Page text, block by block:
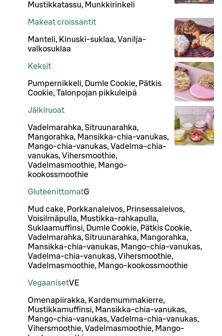
Mustikkatassu, Munkkirinkeli
Makeat croissantit
Manteli, Kinuski-suklaa, Vanilja-
valkosuklaa
Keksit
Pumpernikkeli, Dumle Cookie, Pätkis
Cookie, Talonpojan pikkuleipä
Jälkiruoat
Vadelmarahka, Sitruunarahka,
Mangorahka, Mansikka-chia-vanukas,
Mango-chia-vanukas, Vadelma-chia-
vanukas, Vihersmoothie,
Vadelmasmoothie, Mango-
kookossmoothie
GluteenittomatG
Mud cake, Porkkanaleivos, Prinsessaleivos,
Voisilmäpulla, Mustikka-rahkapulla,
Suklaamuffinsi, Dumle Cookie, Pätkis Cookie,
Vadelmarahka, Sitruunarahka, Mangorahka,
Mansikka-chia-vanukas, Mango-chia-vanukas,
Vadelma-chia-vanukas, Vihersmoothie,
Vadelmasmoothie, Mango-kookossmoothie
VegaanisetVE
Omenapiirakka, Kardemummakierre,
Mustikkamuffinsi, Mansikka-chia-vanukas,
Mango-chia-vanukas, Vadelma-chia-vanukas,
Vihersmoothie, Vadelmasmoothie, Mango-